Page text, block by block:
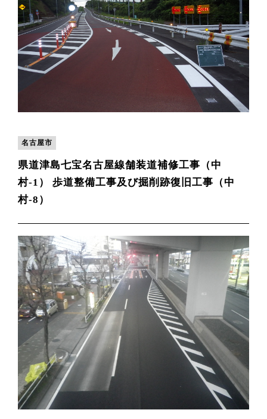
名古屋市
県道津島七宝名古屋線舗装道補修工事（中
村-1） 歩道整備工事及び掘削跡復旧工事（中
村-8）